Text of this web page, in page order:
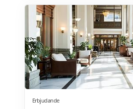
hotell med frukost. I
till en livad kväll på egen
stadens restauranger. Läs
hos Rolfs buss här>>>
Erbjudande